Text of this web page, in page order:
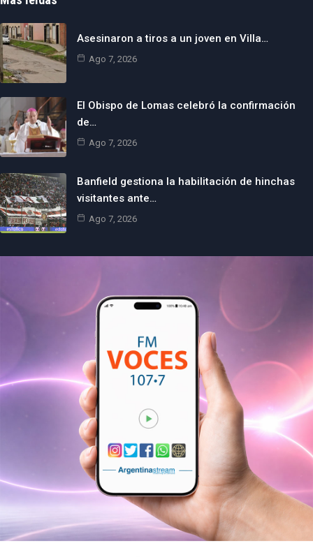
Asesinaron a tiros a un joven en Villa…
Ago 7, 2026
El Obispo de Lomas celebró la confirmación
de…
Ago 7, 2026
Banfield gestiona la habilitación de hinchas
visitantes ante…
Ago 7, 2026